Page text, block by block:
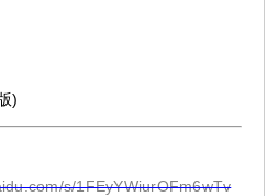
)
s/1FEyYWiurOFm6wTv